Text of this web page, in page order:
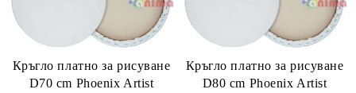
Кръгло платно за рисуване
D70 cm Phoenix Artist
Кръгло платно за рисуване
D80 cm Phoenix Artist